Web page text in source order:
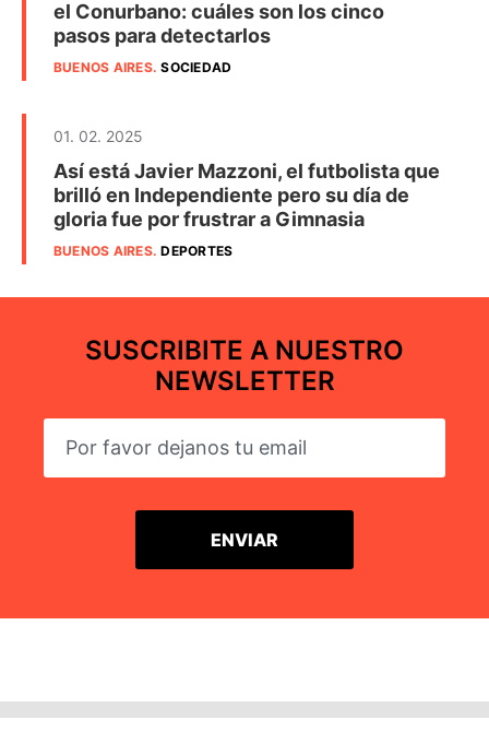
el Conurbano: cuáles son los cinco
pasos para detectarlos
BUENOS AIRES.SOCIEDAD
01. 02. 2025
Así está Javier Mazzoni, el futbolista que
brilló en Independiente pero su día de
gloria fue por frustrar a Gimnasia
BUENOS AIRES.DEPORTES
SUSCRIBITE A NUESTRO
NEWSLETTER